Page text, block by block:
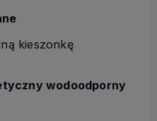
kieszonkę
wodoodporny